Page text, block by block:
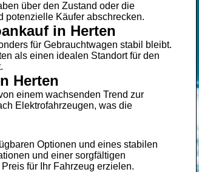
über den Zustand oder die
potenzielle Käufer abschrecken.
in Herten
für Gebrauchtwagen stabil bleibt.
als einen idealen Standort für den
Herten
einem wachsenden Trend zur
Elektrofahrzeugen, was die
Optionen und eines stabilen
und einer sorgfältigen
für Ihr Fahrzeug erzielen.